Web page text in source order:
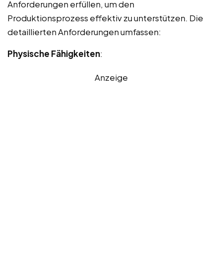
Anforderungen erfüllen, um den
Produktionsprozess effektiv zu unterstützen. Die
detaillierten Anforderungen umfassen:
Physische Fähigkeiten:
Anzeige